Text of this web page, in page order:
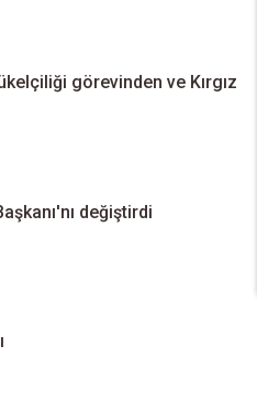
görevinden ve Kırgız
değiştirdi